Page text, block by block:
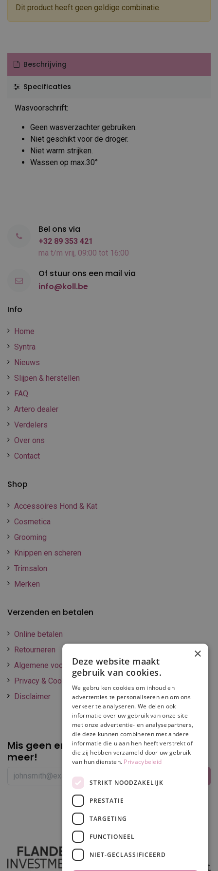
Dit product heeft geen geldige combinatie.
Beschrijving
Specificaties
Wasvoorschrift:
Geen wasverzachter gebruiken.
Niet geschikt voor de droger.
Niet warm strijken.
Wassen op max.30°
Info
Home
Syntra
Nieuws
Slijpen & herstellen
FAQ
Artero dealer
Verdelers
Over ons
Contact
Shop
Accessoires Hond & Kat
Cosmetica
Grooming
Knippen en scheren
Trimsalon
Merken
Verzenden en betalen
Online betalen
Retourneren
Algemene voorwaarden
Privacy & Cookie policy
Disclaimer
Mis geen enkelepromotie of korting
meer!
Bel ons via
+32 89 353 421
ma t/m vrij, 09:00 tot 16:00
Of stuur ons een mail via
info@koll.be
×
Deze website maakt
gebruik van cookies.
We gebruiken cookies om inhoud en
advertenties te personaliseren en om ons
verkeer te analyseren. We delen ook
informatie over uw gebruik van onze site
met onze advertentie- en analysepartners,
die deze kunnen combineren met andere
informatie die u aan hen heeft verstrekt of
die zij hebben verzameld door uw gebruik
van hun diensten. Privacybeleid
STRIKT NOODZAKELIJK
PRESTATIE
TARGETING
FUNCTIONEEL
NIET-GECLASSIFICEERD